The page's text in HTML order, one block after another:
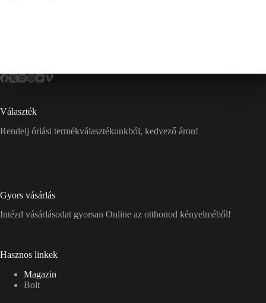
Választék
Rendelj óriási termékválasztékunkból, kedvező áron!
Gyors vásárlás
Intézd vásárlásodat gyorsan Online az otthonod kényelméből!
Hasznos linkek
Magazin
Bolt